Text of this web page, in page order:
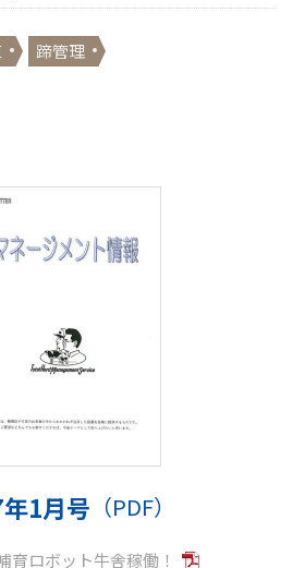
蹄管理
1月号 （PDF）
育ロボット牛舎稼働！